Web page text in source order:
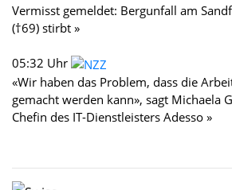
Vermisst gemeldet: Bergunfall am
(†69) stirbt »
05:32 Uhr
«Wir haben das Problem, dass die
gemacht werden kann», sagt Michaela
Chefin des IT-Dienstleisters Adesso »